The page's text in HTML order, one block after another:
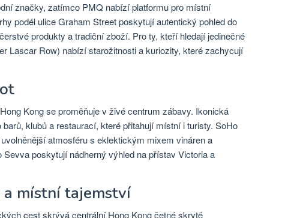
značky, zatímco PMQ nabízí platformu pro místní
podél ulice Graham Street poskytují autentický pohled do
produkty a tradiční zboží. Pro ty, kteří hledají jedinečné
Lascar Row) nabízí starožitnosti a kuriozity, které zachycují
Kong se proměňuje v živé centrum zábavy. Ikonická
klubů a restaurací, které přitahují místní i turisty. SoHo
atmosféru s eklektickým mixem vináren a
poskytují nádherný výhled na přístav Victoria a
místní tajemství
cest skrývá centrální Hong Kong četné skryté